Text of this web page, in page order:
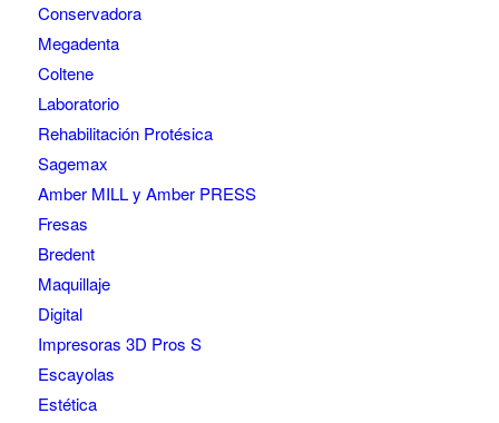
Conservadora
Megadenta
Coltene
Laboratorio
Rehabilitación Protésica
Sagemax
Amber MILL y Amber PRESS
Fresas
Bredent
Maquillaje
Digital
Impresoras 3D Pros S
Escayolas
Estética